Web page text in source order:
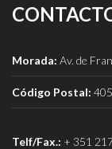
Morada: Av. de
Código Postal:
Telf/Fax.: + 351